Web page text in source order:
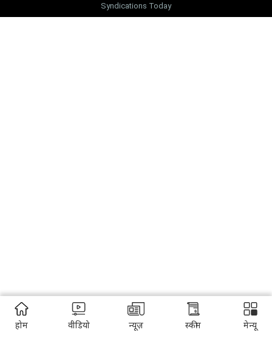
Syndications Today
होम वीडियो न्यूज़ स्कीम मेन्यू